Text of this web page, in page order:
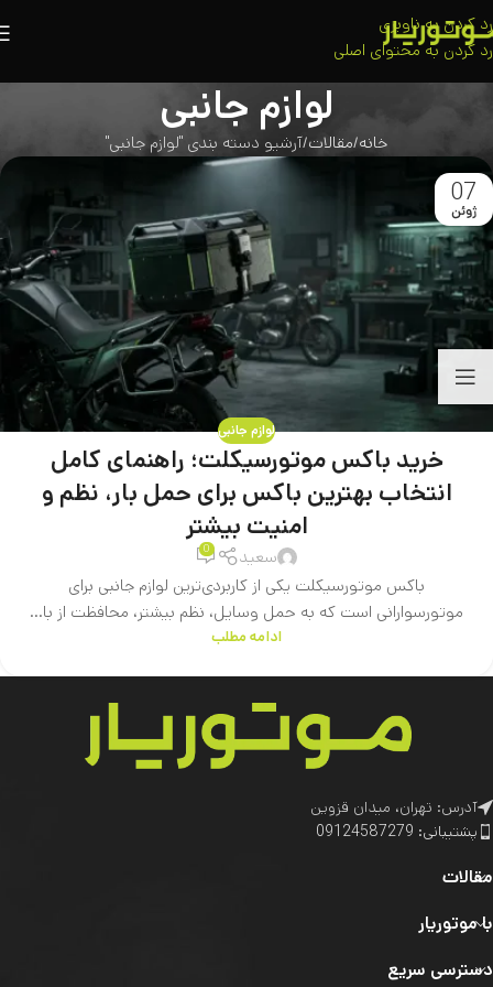
رد کردن به ناوبری
رد کردن به محتوای اصلی
لوازم جانبی
خانه مقالات آرشیو دسته بندی "لوازم جانبی"
07
ژوئن
لوازم جانبی
خرید باکس موتورسیکلت؛ راهنمای کامل
انتخاب بهترین باکس برای حمل بار، نظم و
امنیت بیشتر
سعید 0
باکس موتورسیکلت یکی از کاربردی‌ترین لوازم جانبی برای
موتورسوارانی است که به حمل وسایل، نظم بیشتر، محافظت از با...
ادامه مطلب
آدرس: تهران، میدان قزوین
پشتیبانی: 09124587279
مقالات
با موتوریار
دسترسی سریع